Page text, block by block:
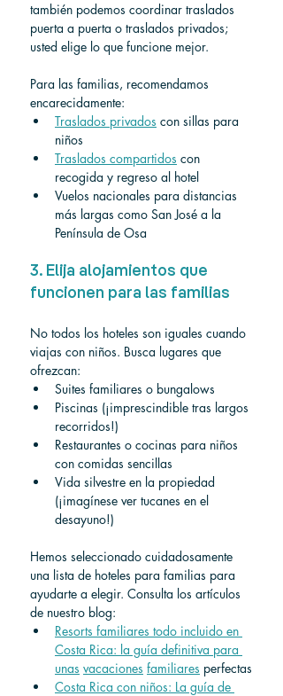
también podemos coordinar traslados
puerta a puerta o traslados privados;
usted elige lo que funcione mejor.
Para las familias, recomendamos
encarecidamente:
Traslados privados con sillas para
niños
Traslados compartidos con
recogida y regreso al hotel
Vuelos nacionales para distancias
más largas como San José a la
Península de Osa
3. Elija alojamientos que
funcionen para las familias
No todos los hoteles son iguales cuando
viajas con niños. Busca lugares que
ofrezcan:
Suites familiares o bungalows
Piscinas (¡imprescindible tras largos
recorridos!)
Restaurantes o cocinas para niños
con comidas sencillas
Vida silvestre en la propiedad
(¡imagínese ver tucanes en el
desayuno!)
Hemos seleccionado cuidadosamente
una lista de hoteles para familias para
ayudarte a elegir. Consulta los artículos
de nuestro blog:
Resorts familiares todo incluido en
Costa Rica: la guía definitiva para
unas vacaciones familiares perfectas
Costa Rica con niños: La guía de